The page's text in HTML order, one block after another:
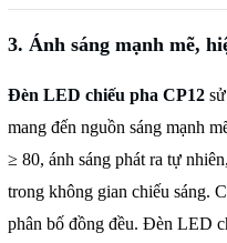
3. Ánh sáng mạnh mẽ,
Đèn LED chiếu pha CP12
mang đến nguồn sáng mạnh
≥ 80, ánh sáng phát ra tự
trong không gian chiếu sáng.
phân bố đồng đều. Đèn LED